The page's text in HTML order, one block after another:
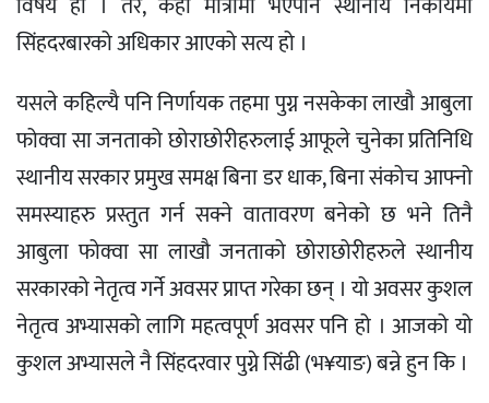
सिंहदरबारको अधिकार आएको सत्य हो ।
यसले कहिल्यै पनि निर्णायक तहमा पुग्न नसकेका लाखौ आबुला
फोक्वा सा जनताको छोराछोरीहरुलाई आफूले चुनेका प्रतिनिधि
स्थानीय सरकार प्रमुख समक्ष बिना डर धाक, बिना संकोच आफ्नो
समस्याहरु प्रस्तुत गर्न सक्ने वातावरण बनेको छ भने तिनै
आबुला फोक्वा सा लाखौ जनताको छोराछोरीहरुले स्थानीय
सरकारको नेतृत्व गर्ने अवसर प्राप्त गरेका छन् । यो अवसर कुशल
नेतृत्व अभ्यासको लागि महत्वपूर्ण अवसर पनि हो । आजको यो
कुशल अभ्यासले नै सिंहदरवार पुग्ने सिंढी (भ¥याङ) बन्ने हुन कि ।